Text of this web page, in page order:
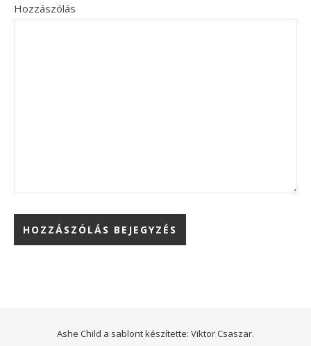
Hozzászólás
Ashe Child a sablont készítette: Viktor Csaszar.